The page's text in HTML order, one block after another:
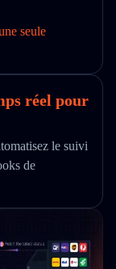
seule
réel pour
le suivi
de